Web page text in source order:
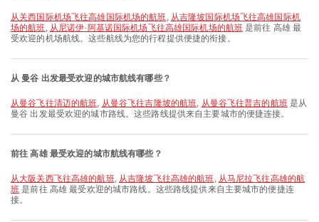
从关西国际机场飞往高雄国际机场的航班, 从吉隆坡国际机场飞往高雄国际机
场的航班, 从尼诺伊·阿基诺国际机场飞往高雄国际机场的航班 是前往 高雄 最
受欢迎的机场航线。这些航线为您的行程提供便捷的衔接。
从 曼谷 出发最受欢迎的城市航线有哪些？
从曼谷飞往清迈的航班, 从曼谷飞往吉隆坡的航班, 从曼谷飞往普吉的航班是从
曼谷 出发最受欢迎的城市路线。这些路线提供来自主要城市的便捷连接。
前往 高雄 最受欢迎的城市航线有哪些？
从大阪关西飞往高雄的航班, 从吉隆坡飞往高雄的航班, 从马尼拉飞往高雄的航
班 是前往 高雄 最受欢迎的城市路线。这些路线提供来自主要城市的便捷连
接。